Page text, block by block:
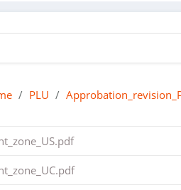
/ PLU /